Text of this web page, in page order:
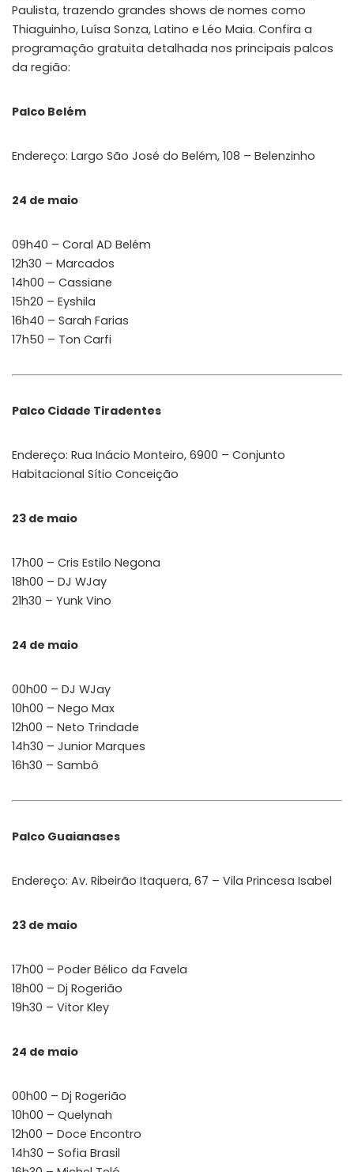
Paulista, trazendo grandes shows de nomes como
Thiaguinho, Luísa Sonza, Latino e Léo Maia. Confira a
programação gratuita detalhada nos principais palcos
da região:
Palco Belém
Endereço: Largo São José do Belém, 108 – Belenzinho
24 de maio
09h40 – Coral AD Belém
12h30 – Marcados
14h00 – Cassiane
15h20 – Eyshila
16h40 – Sarah Farias
17h50 – Ton Carfi
Palco Cidade Tiradentes
Endereço: Rua Inácio Monteiro, 6900 – Conjunto
Habitacional Sítio Conceição
23 de maio
17h00 – Cris Estilo Negona
18h00 – DJ WJay
21h30 – Yunk Vino
24 de maio
00h00 – DJ WJay
10h00 – Nego Max
12h00 – Neto Trindade
14h30 – Junior Marques
16h30 – Sambô
Palco Guaianases
Endereço: Av. Ribeirão Itaquera, 67 – Vila Princesa Isabel
23 de maio
17h00 – Poder Bélico da Favela
18h00 – Dj Rogerião
19h30 – Vitor Kley
24 de maio
00h00 – Dj Rogerião
10h00 – Quelynah
12h00 – Doce Encontro
14h30 – Sofia Brasil